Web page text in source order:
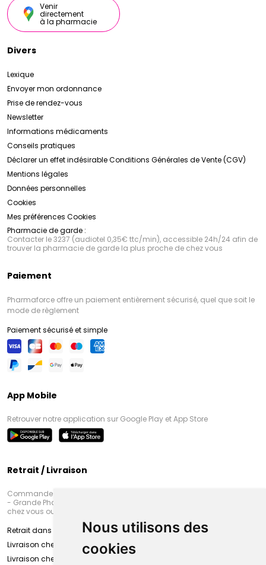
Nous utilisons des
cookies
Venir
directement
à la pharmacie
Divers
Lexique
Envoyer mon ordonnance
Prise de rendez-vous
Newsletter
Informations médicaments
Conseils pratiques
Déclarer un effet indésirableConditions Générales de Vente (CGV)
Mentions légales
Données personnelles
Cookies
Mes préférences Cookies
Pharmacie de garde :
Contacter le 3237 (audiotel 0,35€ ttc/min), accessible 24h/24 afin de
trouver la pharmacie de garde la plus proche de chez vous
Paiement
Pharmaforce offre un paiement entièrement sécurisé, quel que soit le
mode de règlement
Paiement sécurisé et simple
App Mobile
Retrouver notre application sur Google Play et App Store
Retrait / Livraison
Commandez en ligne et venez chercher votre commande à Amiens
- Grande Pharmacie d’Amiens (Fachon) ou recevez-là rapidement
chez vous ou en point retrait
Retrait dans la pharmacie d’Amiens
Livraison chez vous
Livraison chez votre commerçant